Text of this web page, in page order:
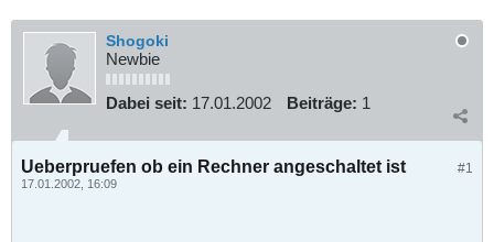
Shogoki
Newbie
Dabei seit: 17.01.2002 Beiträge: 1
#1
Ueberpruefen ob ein Rechner angeschaltet ist
17.01.2002, 16:09